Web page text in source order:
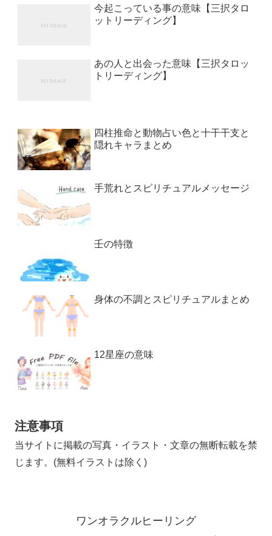
今起こっている事の意味【三択タロ
ットリーディング】
あの人と出会った意味【三択タロッ
トリーディング】
四柱推命と動物占い色と十干干支と
隠れキャラまとめ
手荒れとスピリチュアルメッセージ
壬の特徴
身体の不調とスピリチュアルまとめ
12星座の意味
注意事項
当サイトに掲載の写真・イラスト・文章の無断転載を禁
じます。(無料イラストは除く)
ワンオラクルヒーリング